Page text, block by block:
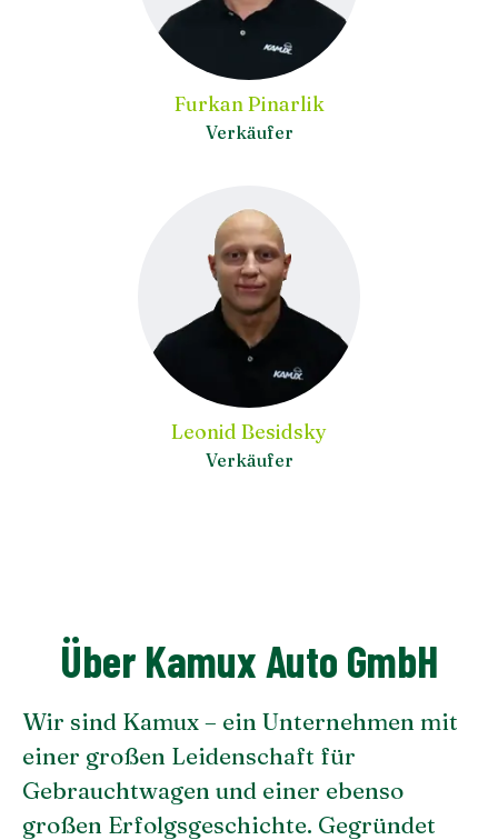
Furkan Pinarlik
Verkäufer
Leonid Besidsky
Verkäufer
Über Kamux Auto GmbH
Wir sind Kamux – ein Unternehmen mit
einer großen Leidenschaft für
Gebrauchtwagen und einer ebenso
großen Erfolgsgeschichte. Gegründet